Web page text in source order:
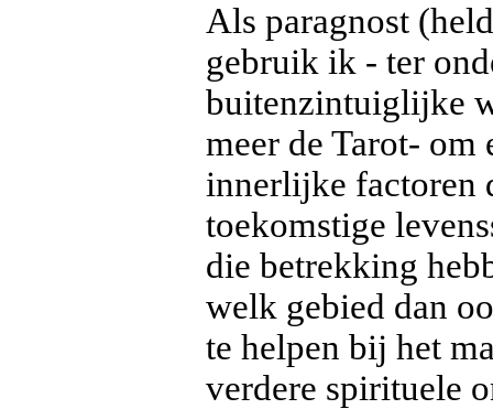
Als paragnost
gebruik ik - ter
buitenzintuiglijke
meer de Tarot-
innerlijke factoren
toekomstige
die betrekking
welk gebied dan
te helpen bij het
verdere spirituele